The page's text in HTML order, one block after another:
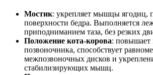
Мостик: укрепляет мышцы ягодиц,
поверхности бедра. Выполняется
приподниманием таза, без резких
Положение кота-корова: повышает
позвоночника, способствует
межпозвоночных дисков и
стабилизирующих мышц.